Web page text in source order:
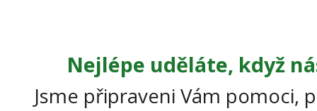
Nejlépe uděláte, když
Jsme připraveni Vám pomoci,